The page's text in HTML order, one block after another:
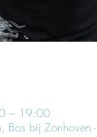
– 19:00
Bos bij Zonhoven